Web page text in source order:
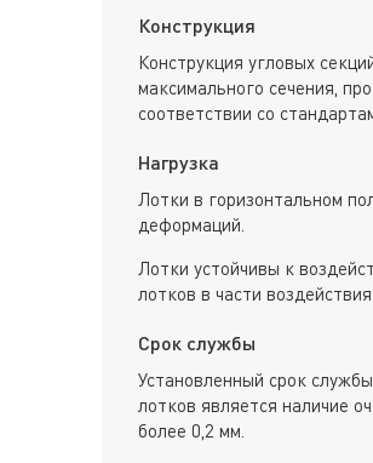
Конструкция
Конструкция угловых
максимального сечения,
соответствии со
Нагрузка
Лотки в горизонтальном
деформаций.
Лотки устойчивы к
лотков в части
Срок службы
Установленный срок
лотков является наличие
более 0,2 мм.